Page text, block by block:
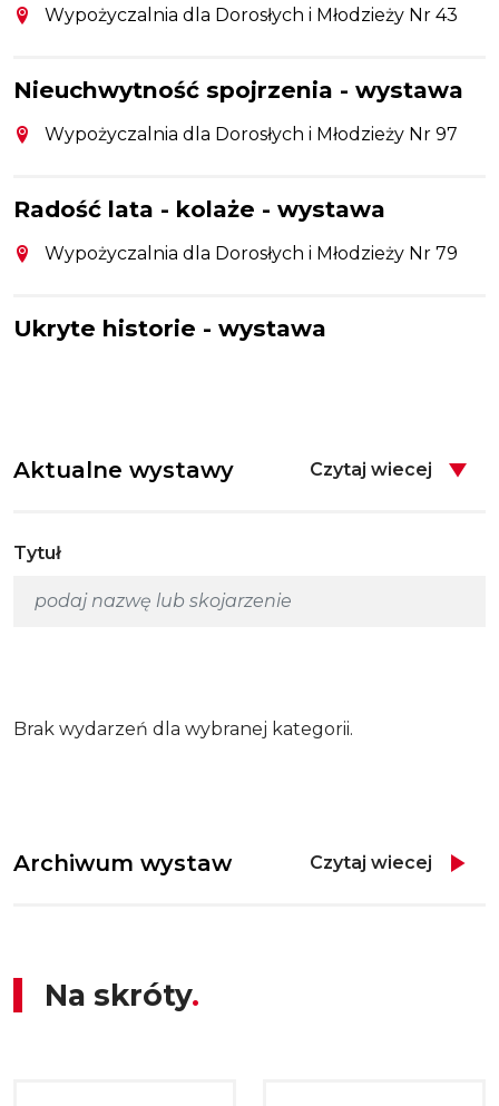
Wypożyczalnia dla Dorosłych i Młodzieży Nr 43
Nieuchwytność spojrzenia - wystawa
Wypożyczalnia dla Dorosłych i Młodzieży Nr 97
Radość lata - kolaże - wystawa
Wypożyczalnia dla Dorosłych i Młodzieży Nr 79
Ukryte historie - wystawa
Aktualne wystawy Czytaj wiecej
Tytuł
Brak wydarzeń dla wybranej kategorii.
Archiwum wystaw Czytaj wiecej
Na skróty